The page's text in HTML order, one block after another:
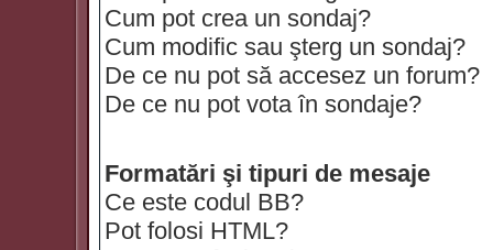
Cum pot crea un sondaj?
Cum modific sau şterg un sondaj?
De ce nu pot să accesez un forum?
De ce nu pot vota în sondaje?
Formatări şi tipuri de mesaje
Ce este codul BB?
Pot folosi HTML?